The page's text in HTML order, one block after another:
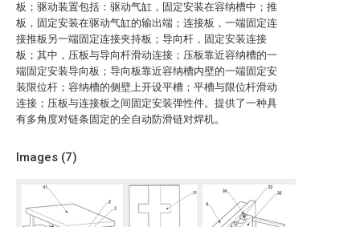
板；驱动装置包括：驱动气缸，固定安装在容纳槽中；推
板，固定安装在驱动气缸的输出端；连接板，一端固定连
接推板另一端固定连接夹持板；导向杆，固定安装连接
板；其中，压板与导向杆滑动连接；压板靠近容纳槽的一
端固定安装导向板；导向板靠近容纳槽内壁的一端固定安
装限位杆；容纳槽的侧壁上开设平槽；平槽与限位杆滑动
连接；压板与连接板之间固定安装弹性件。提供了一种具
有多角度对链条固定的全自动防滑链对焊机。
Images (7)